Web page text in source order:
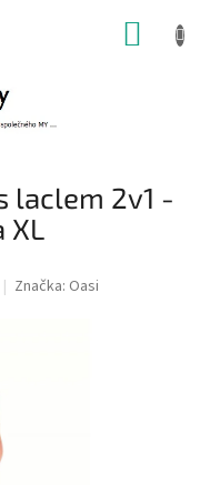
laclem 2v1 -
XL
Značka: Oasi